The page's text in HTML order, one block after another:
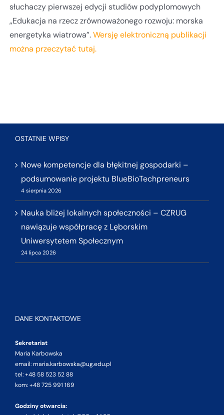
słuchaczy pierwszej edycji studiów podyplomowych
„Edukacja na rzecz zrównoważonego rozwoju: morska
energetyka wiatrowa”.Wersję elektroniczną publikacji
można przeczytać tutaj.
OSTATNIE WPISY
Nowe kompetencje dla błękitnej gospodarki –
podsumowanie projektu BlueBioTechpreneurs
4 sierpnia 2026
Nauka bliżej lokalnych społeczności – CZRUG
nawiązuje współpracę z Lęborskim
Uniwersytetem Społecznym
24 lipca 2026
DANE KONTAKTOWE
Sekretariat
Maria Karbowska
email: maria.karbowska@ug.edu.pl
tel: +48 58 523 52 88
kom: +48 725 991 169
Godziny otwarcia: